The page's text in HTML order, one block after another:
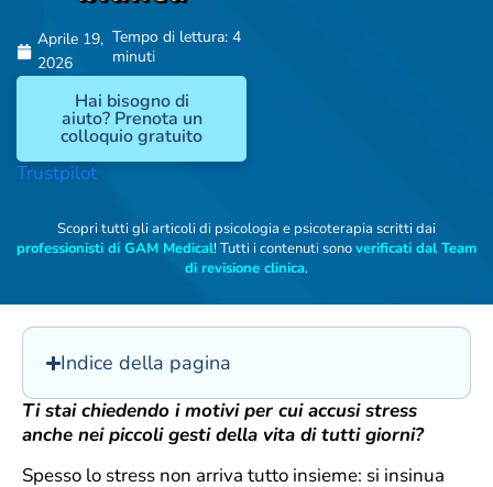
Aprile 19,
2026
Tempo di lettura: 4
minuti
Hai bisogno di
aiuto? Prenota un
colloquio gratuito
Trustpilot
Scopri tutti gli articoli di psicologia e psicoterapia scritti dai
professionisti di GAM Medical! Tutti i contenuti sonoverificati dal Team
di revisione clinica.
Indice della pagina
Ti stai chiedendo i motivi per cui accusi stress
anche nei piccoli gesti della vita di tutti giorni?
Spesso lo stress non arriva tutto insieme: si insinua